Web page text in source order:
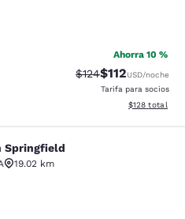
Ahorra 10 %
Precio tachado:
$124Precio con
$112USD/noche
Tarifa para socios
Ver detalles
$128 total
Springfield
19.02 km
estrellas. Muy bueno. 1506